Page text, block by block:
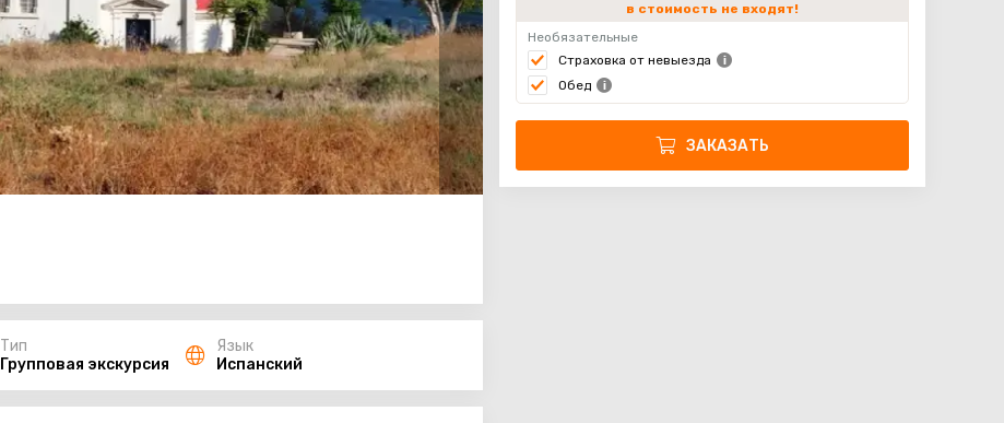
Тип
Групповая экскурсия
Язык
Испанский
в стоимость не входят!
Необязательные
Страховка от невыезда
Обед
ЗАКАЗАТЬ